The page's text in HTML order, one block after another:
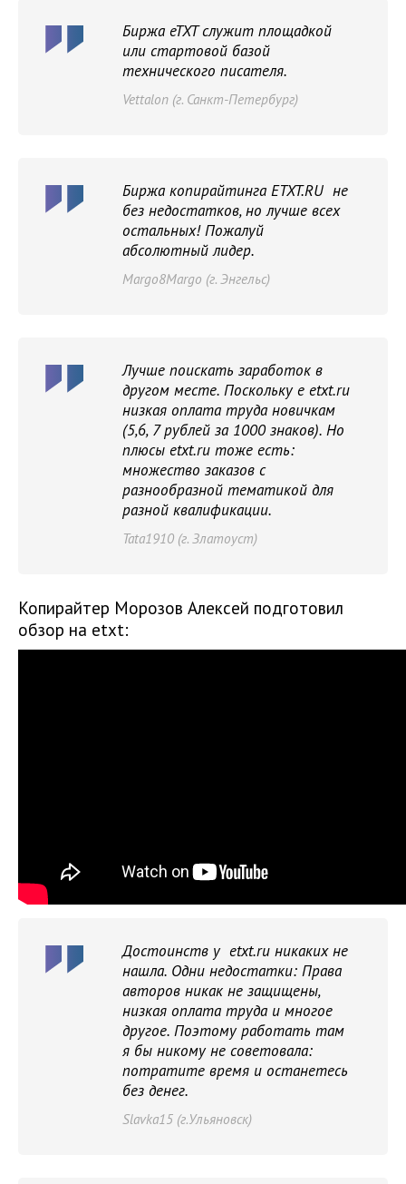
Биржа eTXT служит площадкой
или стартовой базой
технического писателя.
Vettalon (г. Санкт-Петербург)
Биржа копирайтинга ETXT.RU не
без недостатков, но лучше всех
остальных! Пожалуй
абсолютный лидер.
Margo8Margo (г. Энгельс)
Лучше поискать заработок в
другом месте. Поскольку e etxt.ru
низкая оплата труда новичкам
(5,6, 7 рублей за 1000 знаков). Но
плюсы etxt.ru тоже есть:
множество заказов с
разнообразной тематикой для
разной квалификации.
Tata1910 (г. Златоуст)
Копирайтер Морозов Алексей подготовил
обзор на etxt:
Достоинств у etxt.ru никаких не
нашла. Одни недостатки: Права
авторов никак не защищены,
низкая оплата труда и многое
другое. Поэтому работать там
я бы никому не советовала:
потратите время и останетесь
без денег.
Slavka15 (г.Ульяновск)